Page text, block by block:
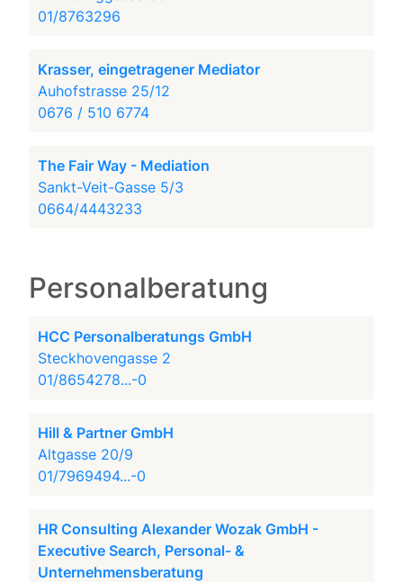
01/8763296
Krasser, eingetragener Mediator
Auhofstrasse 25/12
0676 / 510 6774
The Fair Way - Mediation
Sankt-Veit-Gasse 5/3
0664/4443233
Personalberatung
HCC Personalberatungs GmbH
Steckhovengasse 2
01/8654278...-0
Hill & Partner GmbH
Altgasse 20/9
01/7969494...-0
HR Consulting Alexander Wozak GmbH -
Executive Search, Personal- &
Unternehmensberatung